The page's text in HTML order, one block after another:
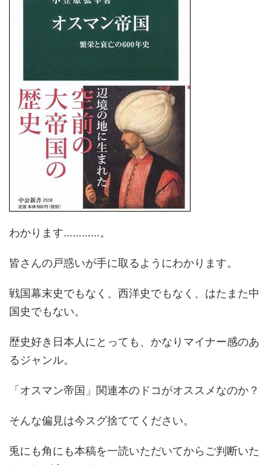
わかります…………。
皆さんの戸惑いが手に取るようにわかります。
戦国幕末史でもなく、西洋史でもなく、はたまた中
国史でもない。
歴史好き日本人にとっても、かなりマイナー感のあ
るジャンル。
「オスマン帝国」関連本のドコがオススメなのか？
そんな偏見は今スグ捨ててください。
兎にも角にも本稿を一読いただいてからご判断いた